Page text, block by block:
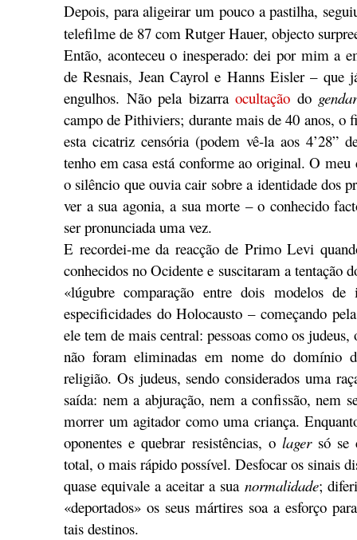
Depois, para aligeirar um pouco a pastilha,
telefilme de 87 com Rutger Hauer, objecto
Então, aconteceu o inesperado: dei por mim a
de Resnais, Jean Cayrol e Hanns Eisler – que
engulhos. Não pela bizarraocultação do
campo de Pithiviers; durante mais de 40 anos,
esta cicatriz censória (podem vê-la aos 4’28”
tenho em casa está conforme ao original. O
o silêncio que ouvia cair sobre a identidade dos
ver a sua agonia, a sua morte – o conhecido
ser pronunciada uma vez.
E recordei-me da reacção de Primo Levi
conhecidos no Ocidente e suscitaram a tentação
«lúgubre comparação entre dois modelos
especificidades do Holocausto – começando
ele tem de mais central: pessoas como os judeus,
não foram eliminadas em nome do domínio
religião. Os judeus, sendo considerados uma
saída: nem a abjuração, nem a confissão, nem
morrer um agitador como uma criança.
oponentes e quebrar resistências, o lagersó se
total, o mais rápido possível. Desfocar os sinais
quase equivale a aceitar a sua normalidade;
«deportados» os seus mártires soa a esforço
tais destinos.